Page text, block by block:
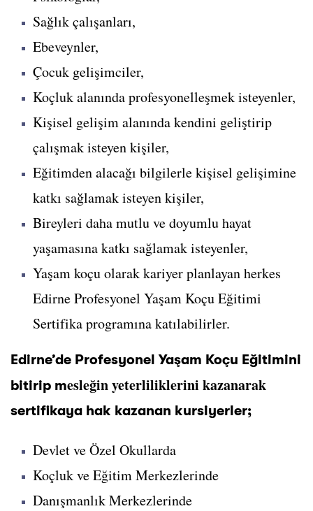
Sağlık çalışanları,
Ebeveynler,
Çocuk gelişimciler,
Koçluk alanında profesyonelleşmek isteyenler,
Kişisel gelişim alanında kendini geliştirip
çalışmak isteyen kişiler,
Eğitimden alacağı bilgilerle kişisel gelişimine
katkı sağlamak isteyen kişiler,
Bireyleri daha mutlu ve doyumlu hayat
yaşamasına katkı sağlamak isteyenler,
Yaşam koçu olarak kariyer planlayan herkes
Edirne Profesyonel Yaşam Koçu Eğitimi
Sertifika programına katılabilirler.
Edirne’de Profesyonel Yaşam Koçu Eğitimini
bitirip mesleğin yeterliliklerini kazanarak
sertifikaya hak kazanan kursiyerler;
Devlet ve Özel Okullarda
Koçluk ve Eğitim Merkezlerinde
Danışmanlık Merkezlerinde